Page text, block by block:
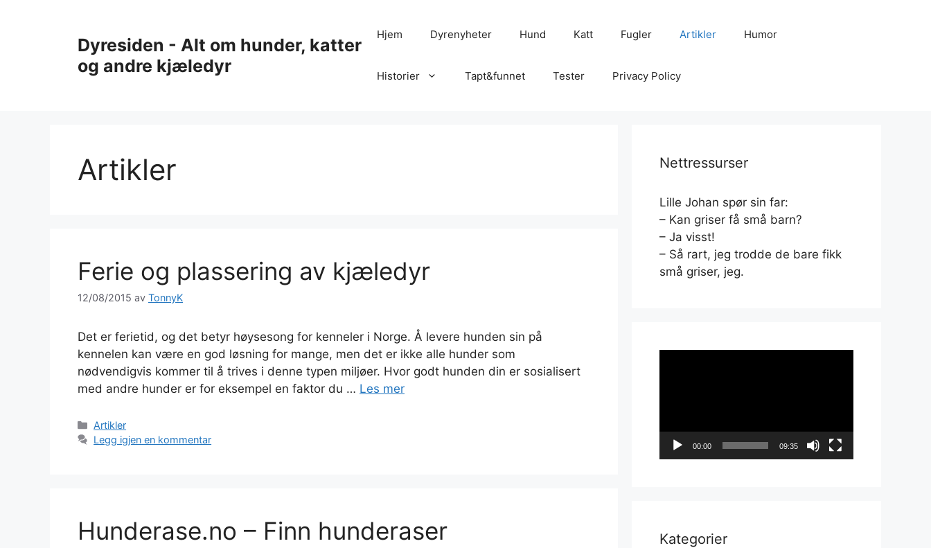
Dyresiden - Alt om hunder, katter
og andre kjæledyr
Hjem Dyrenyheter Hund Katt Fugler Artikler Humor
Historier Tapt&funnet Tester Privacy Policy
Artikler
Ferie og plassering av kjæledyr
12/08/2015 av TonnyK
Det er ferietid, og det betyr høysesong for kenneler i Norge. Å levere hunden sin på
kennelen kan være en god løsning for mange, men det er ikke alle hunder som
nødvendigvis kommer til å trives i denne typen miljøer. Hvor godt hunden din er sosialisert
med andre hunder er for eksempel en faktor du … Les mer
Kategorier
Artikler
Legg igjen en kommentar
Hunderase.no – Finn hunderaser
Nettressurser
Lille Johan spør sin far:
– Kan griser få små barn?
– Ja visst!
– Så rart, jeg trodde de bare fikk
små griser, jeg.
00:00 09:35
Kategorier